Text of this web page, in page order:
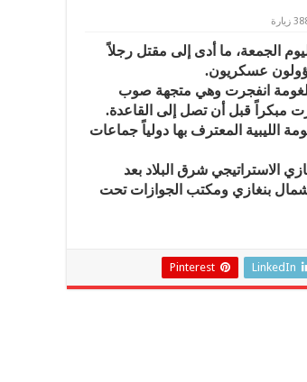
زيارة
الجمعة، ما أدى إلى مقتل رجلاً
انفجرت وهي متجهة صوب
مبكراً قبل أن تصل إلى القاعدة.
الليبية المعترف بها دولياً جماعات
الاستراتيجي شرق البلاد بعد
بنغازي ومكتب الجوازات تحت
LinkedIn
Pinterest